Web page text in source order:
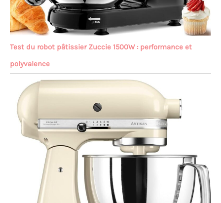
Test du robot pâtissier Zuccie 1500W : performance et
polyvalence